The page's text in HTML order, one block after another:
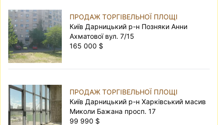
ПРОДАЖ ТОРГІВЕЛЬНОЇ ПЛОЩІ
Київ Дарницький р-н Позняки Анни
Ахматової вул. 7/15
165 000 $
ПРОДАЖ ТОРГІВЕЛЬНОЇ ПЛОЩІ
Київ Дарницький р-н Харківський масив
Миколи Бажана просп. 17
99 990 $